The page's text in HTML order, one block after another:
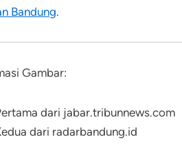
Bandung.
Gambar:
dari jabar.tribunnews.com
dari radarbandung.id